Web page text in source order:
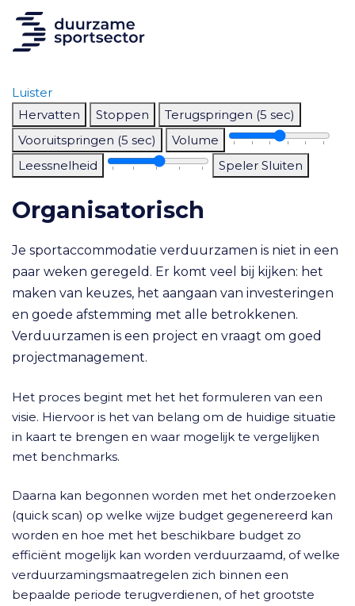
Luister
Hervatten
Stoppen
Terugspringen (5 sec)
Vooruitspringen (5 sec)
Volume
Leessnelheid
Speler Sluiten
Organisatorisch
Je sportaccommodatie verduurzamen is niet in een
paar weken geregeld. Er komt veel bij kijken: het
maken van keuzes, het aangaan van investeringen
en goede afstemming met alle betrokkenen.
Verduurzamen is een project en vraagt om goed
projectmanagement.
Het proces begint met het het formuleren van een
visie. Hiervoor is het van belang om de huidige situatie
in kaart te brengen en waar mogelijk te vergelijken
met benchmarks.
Daarna kan begonnen worden met het onderzoeken
(quick scan) op welke wijze budget gegenereerd kan
worden en hoe met het beschikbare budget zo
efficiënt mogelijk kan worden verduurzaamd, of welke
verduurzamingsmaatregelen zich binnen een
bepaalde periode terugverdienen, of het grootste